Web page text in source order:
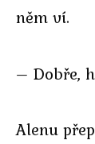
něm ví.
– Dobře,
Alenu